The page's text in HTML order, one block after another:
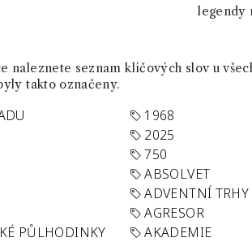
legendy
naleznete seznam klíčových slov u
takto označeny.
1968
2025
750
ABSOLVET
ADVENTNÍ TRHY
AGRESOR
PŮLHODINKY
AKADEMIE